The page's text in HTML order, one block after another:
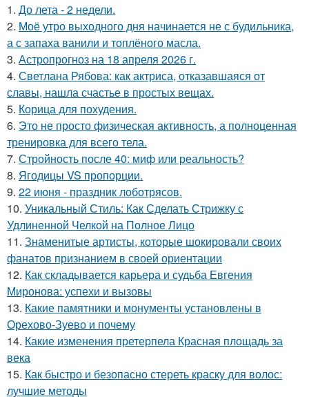
1. До лета - 2 недели.
2. Моё утро выходного дня начинается не с будильника,
а с запаха ванили и топлёного масла.
3. Астропрогноз на 18 апреля 2026 г.
4. Светлана Рябова: как актриса, отказавшаяся от
славы, нашла счастье в простых вещах.
5. Корица для похудения.
6. Это не просто физическая активность, а полноценная
тренировка для всего тела.
7. Стройность после 40: миф или реальность?
8. Ягодицы VS пропорции.
9. 22 июня - праздник лоботрясов.
10. Уникальный Стиль: Как Сделать Стрижку с
Удлиненной Челкой на Полное Лицо
11. Знаменитые артисты, которые шокировали своих
фанатов признанием в своей ориентации
12. Как складывается карьера и судьба Евгения
Миронова: успехи и вызовы
13. Какие памятники и монументы установлены в
Орехово-Зуево и почему
14. Какие изменения претерпела Красная площадь за
века
15. Как быстро и безопасно стереть краску для волос:
лучшие методы